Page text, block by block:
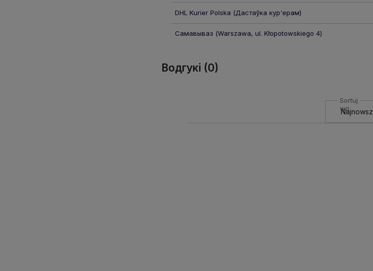
DHL Kurier Polska (Дастаўка кур'ерам)
Самавываз (Warszawa, ul. Kłopotowskiego 4)
Водгукі (0)
Sortuj
wg